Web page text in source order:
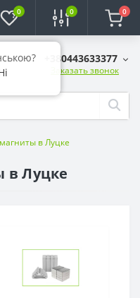
0 0 0
+380443633377
Заказать звонок
в Луцке
в Луцке